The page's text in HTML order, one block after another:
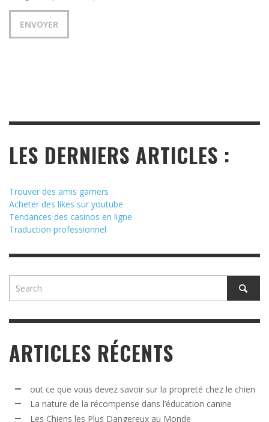
LES DERNIERS ARTICLES :
Trouver des amis gamers
Acheter des likes sur youtube
Tendances des casinos en ligne
Traduction professionnel
ARTICLES RÉCENTS
out ce que vous devez savoir sur la propreté chez le chien
La nature de la récompense dans l’éducation canine
Les Chiens les Plus Dangereux au Monde